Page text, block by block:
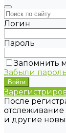
Логин
Пароль
Запомнить
Забыли
После
отслеживание
и другие